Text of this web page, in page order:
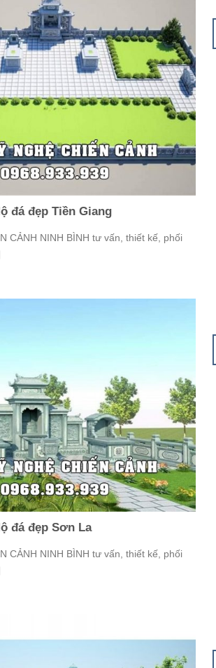
đá đẹp Tiền Giang
CẢNH NINH BÌNH tư vấn, thiết kế, phối
đá đẹp Sơn La
CẢNH NINH BÌNH tư vấn, thiết kế, phối